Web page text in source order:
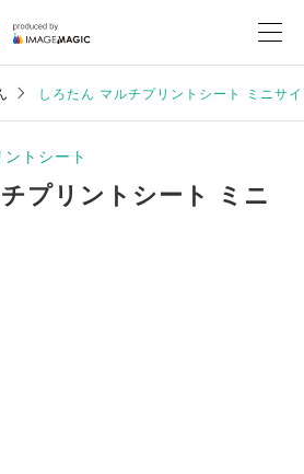
しろたん マルチプリントシート ミニサ
トシート
プリントシート ミニ